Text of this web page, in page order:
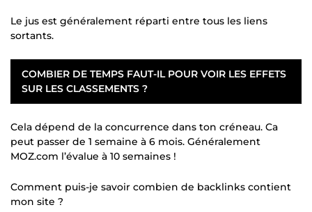
Le jus est généralement réparti entre tous les liens
sortants.
COMBIER DE TEMPS FAUT-IL POUR VOIR LES EFFETS
SUR LES CLASSEMENTS ?
Cela dépend de la concurrence dans ton créneau. Ca
peut passer de 1 semaine à 6 mois. Généralement
MOZ.com l’évalue à 10 semaines !
Comment puis-je savoir combien de backlinks contient
mon site ?